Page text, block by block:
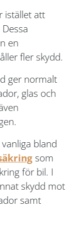
istället att
en
fler skydd.
ger normalt
glas och
bland
som
för bil. I
skydd mot
samt